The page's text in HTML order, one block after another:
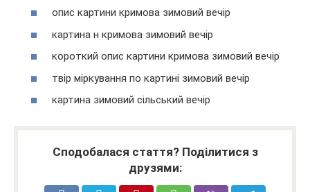
опис картини кримова зимовий вечір
картина н кримова зимовий вечір
короткий опис картини кримова зимовий вечір
твір міркування по картині зимовий вечір
картина зимовий сільський вечір
Сподобалася стаття? Поділитися з
друзями: